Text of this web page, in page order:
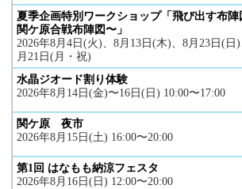
夏季企画特別ワークショップ「飛び出す布
関ケ原合戦布陣図〜」
2026年8月4日(火)、8月13日(木)、8月23日(日
月21日(月・祝)
水晶ジオード割り体験
2026年8月14日(金)〜16日(日) 10:00〜17:00
関ケ原 夜市
2026年8月15日(土) 16:00〜20:00
第1回 はなもも納涼フェスタ
2026年8月16日(日) 12:00〜20:00